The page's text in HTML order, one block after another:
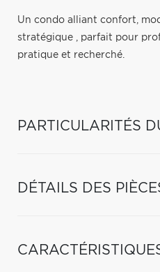
Un condo alliant confort,
stratégique , parfait pour
pratique et recherché.
PARTICULARITÉS
DÉTAILS DES